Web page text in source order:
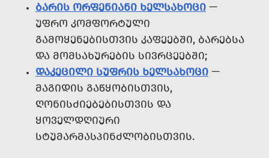
ᲑᲐᲠᲘᲡ ᲝᲠᲤᲔᲜᲘᲐᲜᲘ ᲮᲔᲚᲡᲐᲮᲝᲪᲘ —
ᲣᲤᲠᲝ ᲙᲝᲛᲤᲝᲠᲢᲣᲚᲘ
ᲒᲐᲛᲝᲧᲔᲜᲔᲑᲘᲡᲗᲕᲘᲡ ᲙᲐᲤᲔᲔᲑᲨᲘ, ᲑᲐᲠᲔᲑᲡᲐ
ᲓᲐ ᲛᲝᲛᲡᲐᲮᲣᲠᲔᲑᲘᲡ ᲡᲘᲕᲠᲪᲔᲔᲑᲨᲘ;
ᲓᲐᲙᲔᲪᲘᲚᲘ ᲡᲣᲤᲠᲘᲡ ᲮᲔᲚᲡᲐᲮᲝᲪᲘ —
ᲛᲐᲒᲘᲓᲘᲡ ᲒᲐᲬᲧᲝᲑᲘᲡᲗᲕᲘᲡ,
ᲦᲝᲜᲘᲡᲫᲘᲔᲑᲔᲑᲘᲡᲗᲕᲘᲡ ᲓᲐ
ᲧᲝᲕᲔᲚᲓᲦᲘᲣᲠᲘ
ᲡᲢᲣᲛᲐᲠᲛᲐᲡᲞᲘᲜᲫᲚᲝᲑᲘᲡᲗᲕᲘᲡ.